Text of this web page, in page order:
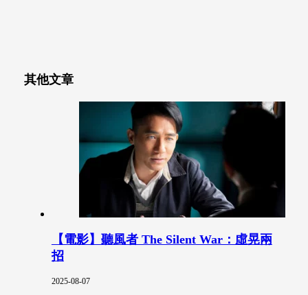
其他文章
【電影】聽風者 The Silent War：虛晃兩
招
2025-08-07